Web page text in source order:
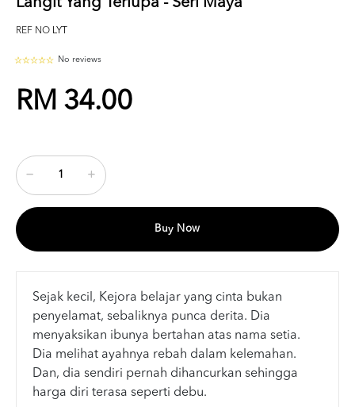
REF NO LYT
No reviews
RM 34.00
Buy Now
Sejak kecil, Kejora belajar yang cinta bukan
penyelamat, sebaliknya punca derita. Dia
menyaksikan ibunya bertahan atas nama setia.
Dia melihat ayahnya rebah dalam kelemahan.
Dan, dia sendiri pernah dihancurkan sehingga
harga diri terasa seperti debu.